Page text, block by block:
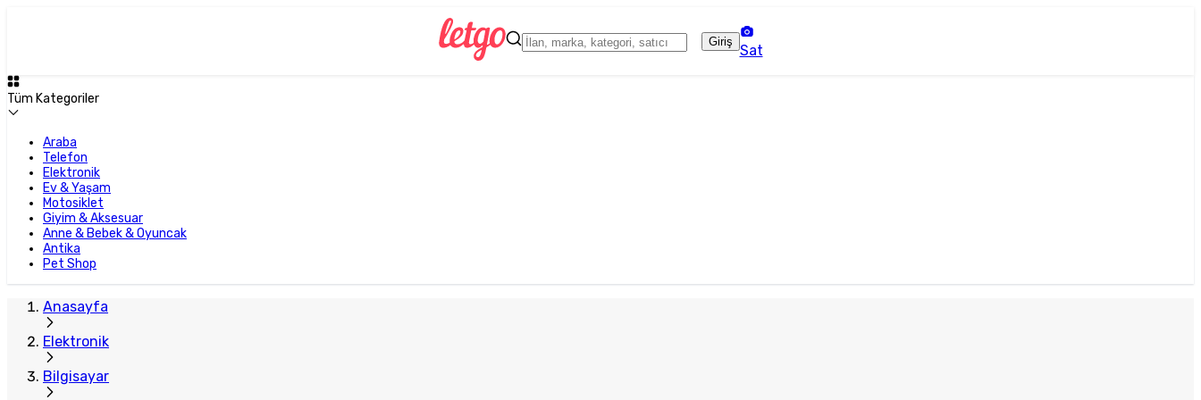
Giriş
Sat
Tüm Kategoriler
Araba
Telefon
Elektronik
Ev & Yaşam
Motosiklet
Giyim & Aksesuar
Anne & Bebek & Oyuncak
Antika
Pet Shop
Anasayfa
Elektronik
Bilgisayar